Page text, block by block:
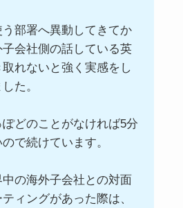
部署へ異動してきてか
子会社側の話している英
れないと強く実感をし
た。
どのことがなければ5分
で続けています。
の海外子会社との対面
ィングがあった際は、